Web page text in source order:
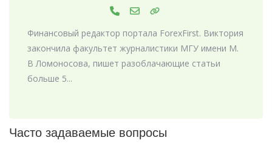
Финансовый редактор портала ForexFirst. Виктория
закончила факультет журналистики МГУ имени М.
В Ломоносова, пишет разоблачающие статьи
больше 5...
Часто задаваемые вопросы